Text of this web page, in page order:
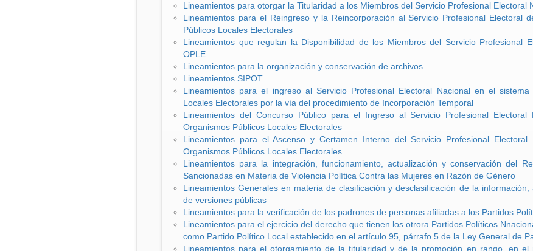
Lineamientos para otorgar la Titularidad a los Miembros del Servicio Profesional Electoral
Lineamientos para el Reingreso y la Reincorporación al Servicio Profesional Electoral
Públicos Locales Electorales
Lineamientos que regulan la Disponibilidad de los Miembros del Servicio Profesional
OPLE.
Lineamientos para la organización y conservación de archivos
Lineamientos SIPOT
Lineamientos para el ingreso al Servicio Profesional Electoral Nacional en el
Locales Electorales por la vía del procedimiento de Incorporación Temporal
Lineamientos del Concurso Público para el Ingreso al Servicio Profesional
Organismos Públicos Locales Electorales
Lineamientos para el Ascenso y Certamen Interno del Servicio Profesional
Organismos Públicos Locales Electorales
Lineamientos para la integración, funcionamiento, actualización y conservación del
Sancionadas en Materia de Violencia Política Contra las Mujeres en Razón de Género
Lineamientos Generales en materia de clasificación y desclasificación de la
de versiones públicas
Lineamientos para la verificación de los padrones de personas afiliadas a los Partidos
Lineamientos para el ejercicio del derecho que tienen los otrora Partidos Políticos
como Partido Político Local establecido en el artículo 95, párrafo 5 de la Ley General de
Lineamientos para el otorgamiento de la titularidad y de la promoción en rango, en